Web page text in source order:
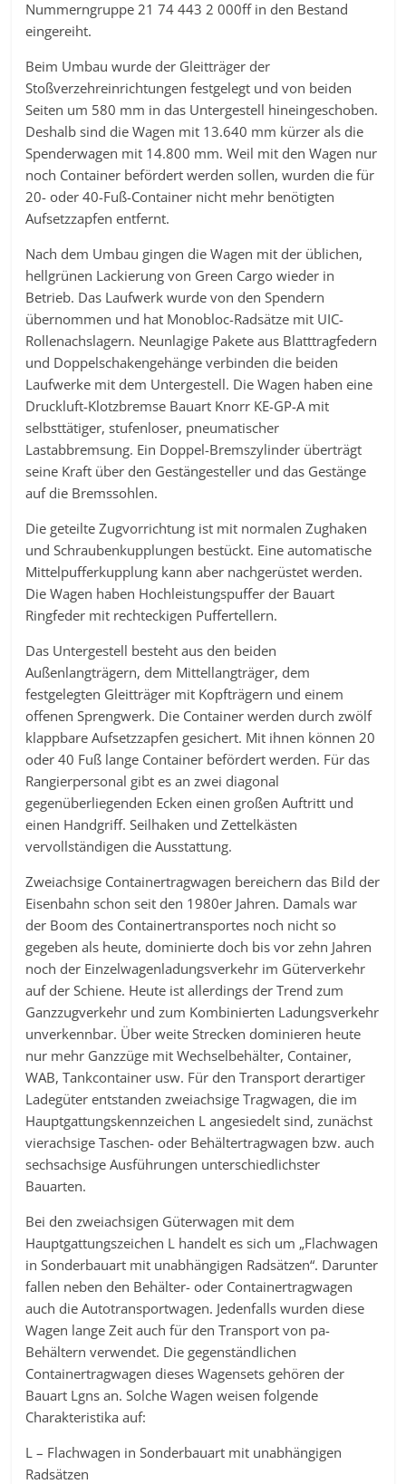
Nummerngruppe 21 74 443 2 000ff in den Bestand
eingereiht.
Beim Umbau wurde der Gleitträger der
Stoßverzehreinrichtungen festgelegt und von beiden
Seiten um 580 mm in das Untergestell hineingeschoben.
Deshalb sind die Wagen mit 13.640 mm kürzer als die
Spenderwagen mit 14.800 mm. Weil mit den Wagen nur
noch Container befördert werden sollen, wurden die für
20- oder 40-Fuß-Container nicht mehr benötigten
Aufsetzzapfen entfernt.
Nach dem Umbau gingen die Wagen mit der üblichen,
hellgrünen Lackierung von Green Cargo wieder in
Betrieb. Das Laufwerk wurde von den Spendern
übernommen und hat Monobloc-Radsätze mit UIC-
Rollenachslagern. Neunlagige Pakete aus Blatttragfedern
und Doppelschakengehänge verbinden die beiden
Laufwerke mit dem Untergestell. Die Wagen haben eine
Druckluft-Klotzbremse Bauart Knorr KE-GP-A mit
selbsttätiger, stufenloser, pneumatischer
Lastabbremsung. Ein Doppel-Bremszylinder überträgt
seine Kraft über den Gestängesteller und das Gestänge
auf die Bremssohlen.
Die geteilte Zugvorrichtung ist mit normalen Zughaken
und Schraubenkupplungen bestückt. Eine automatische
Mittelpufferkupplung kann aber nachgerüstet werden.
Die Wagen haben Hochleistungspuffer der Bauart
Ringfeder mit rechteckigen Puffertellern.
Das Untergestell besteht aus den beiden
Außenlangträgern, dem Mittellangträger, dem
festgelegten Gleitträger mit Kopfträgern und einem
offenen Sprengwerk. Die Container werden durch zwölf
klappbare Aufsetzzapfen gesichert. Mit ihnen können 20
oder 40 Fuß lange Container befördert werden. Für das
Rangierpersonal gibt es an zwei diagonal
gegenüberliegenden Ecken einen großen Auftritt und
einen Handgriff. Seilhaken und Zettelkästen
vervollständigen die Ausstattung.
Zweiachsige Containertragwagen bereichern das Bild der
Eisenbahn schon seit den 1980er Jahren. Damals war
der Boom des Containertransportes noch nicht so
gegeben als heute, dominierte doch bis vor zehn Jahren
noch der Einzelwagenladungsverkehr im Güterverkehr
auf der Schiene. Heute ist allerdings der Trend zum
Ganzzugverkehr und zum Kombinierten Ladungsverkehr
unverkennbar. Über weite Strecken dominieren heute
nur mehr Ganzzüge mit Wechselbehälter, Container,
WAB, Tankcontainer usw. Für den Transport derartiger
Ladegüter entstanden zweiachsige Tragwagen, die im
Hauptgattungskennzeichen L angesiedelt sind, zunächst
vierachsige Taschen- oder Behältertragwagen bzw. auch
sechsachsige Ausführungen unterschiedlichster
Bauarten.
Bei den zweiachsigen Güterwagen mit dem
Hauptgattungszeichen L handelt es sich um „Flachwagen
in Sonderbauart mit unabhängigen Radsätzen“. Darunter
fallen neben den Behälter- oder Containertragwagen
auch die Autotransportwagen. Jedenfalls wurden diese
Wagen lange Zeit auch für den Transport von pa-
Behältern verwendet. Die gegenständlichen
Containertragwagen dieses Wagensets gehören der
Bauart Lgns an. Solche Wagen weisen folgende
Charakteristika auf:
L – Flachwagen in Sonderbauart mit unabhängigen
Radsätzen